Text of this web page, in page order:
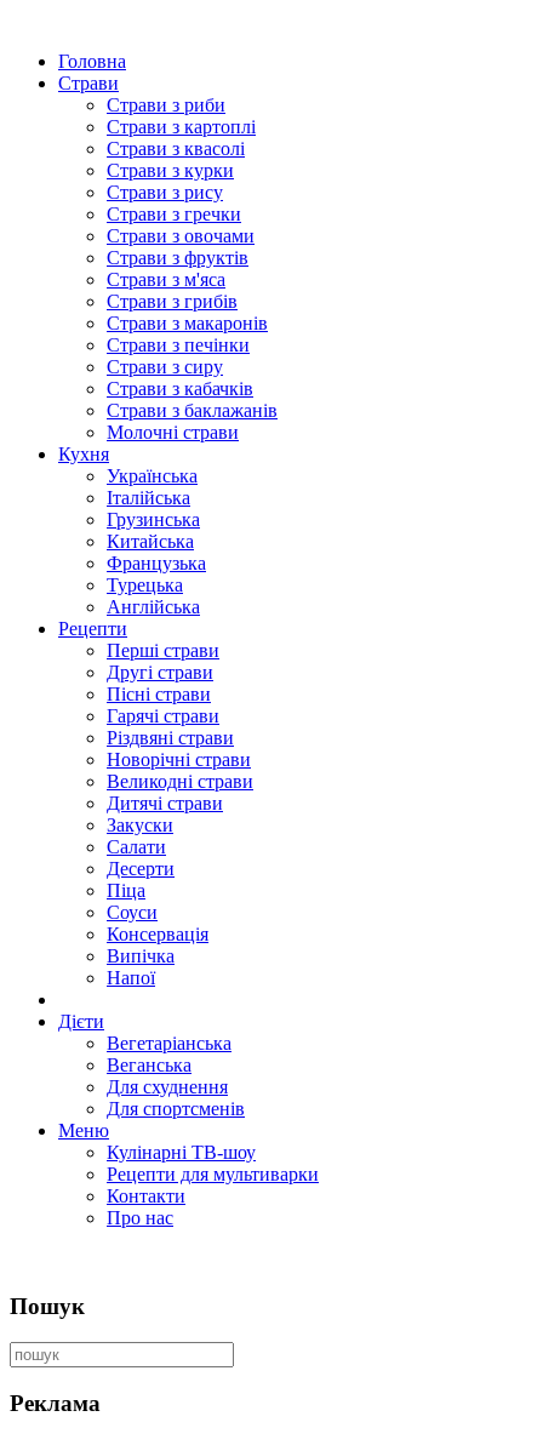
Головна
Страви
Страви з риби
Страви з картоплі
Страви з квасолі
Страви з курки
Страви з рису
Страви з гречки
Страви з овочами
Страви з фруктів
Страви з м'яса
Страви з грибів
Страви з макаронів
Страви з печінки
Страви з сиру
Страви з кабачків
Страви з баклажанів
Молочні страви
Кухня
Українська
Італійська
Грузинська
Китайська
Французька
Турецька
Англійська
Рецепти
Перші страви
Другі страви
Пісні страви
Гарячі страви
Різдвяні страви
Новорічні страви
Великодні страви
Дитячі страви
Закуски
Салати
Десерти
Піца
Соуси
Консервація
Випічка
Напої
Дієти
Вегетаріанська
Веганська
Для схуднення
Для спортсменів
Меню
Кулінарні ТВ-шоу
Рецепти для мультиварки
Контакти
Про нас
Пошук
Реклама